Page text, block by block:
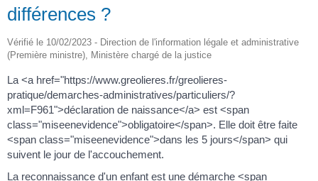
différences ?
Vérifié le 10/02/2023 - Direction de l'information légale et administrative
(Première ministre), Ministère chargé de la justice
La <a href="https://www.greolieres.fr/greolieres-
pratique/demarches-administratives/particuliers/?
xml=F961">déclaration de naissance</a> est <span
class="miseenevidence">obligatoire</span>. Elle doit être faite
<span class="miseenevidence">dans les 5 jours</span> qui
suivent le jour de l'accouchement.
La reconnaissance d'un enfant est une démarche <span